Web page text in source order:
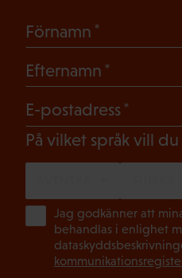
Förnamn
Efternamn
E-postadress
På vilket språk vill
Jag godkänner att
behandlas i enlighet